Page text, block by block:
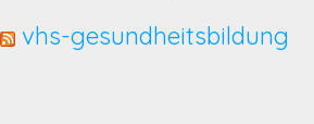
vhs-gesundheitsbildung